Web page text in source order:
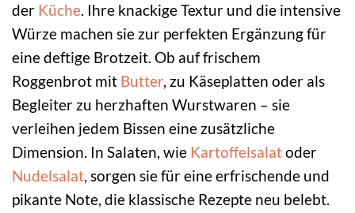
der Küche. Ihre knackige Textur und die intensive
Würze machen sie zur perfekten Ergänzung für
eine deftige Brotzeit. Ob auf frischem
Roggenbrot mit Butter, zu Käseplatten oder als
Begleiter zu herzhaften Wurstwaren – sie
verleihen jedem Bissen eine zusätzliche
Dimension. In Salaten, wie Kartoffelsalatoder
Nudelsalat, sorgen sie für eine erfrischende und
pikante Note, die klassische Rezepte neu belebt.